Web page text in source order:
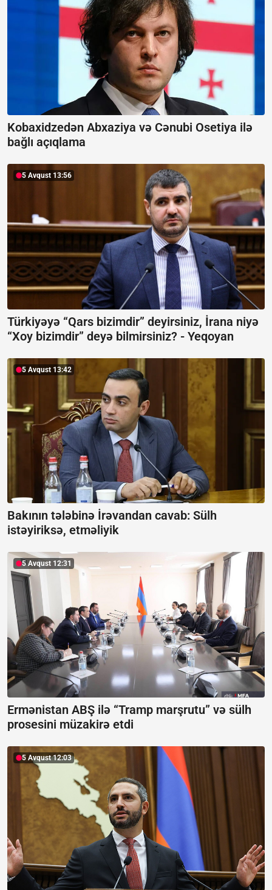
Kobaxidzedən Abxaziya və Cənubi Osetiya ilə
bağlı açıqlama
5 Avqust 13:56
Türkiyəyə “Qars bizimdir” deyirsiniz, İrana niyə
“Xoy bizimdir” deyə bilmirsiniz? - Yeqoyan
5 Avqust 13:42
Bakının tələbinə İrəvandan cavab: Sülh
istəyiriksə, etməliyik
5 Avqust 12:31
Ermənistan ABŞ ilə “Tramp marşrutu” və sülh
prosesini müzakirə etdi
5 Avqust 12:03